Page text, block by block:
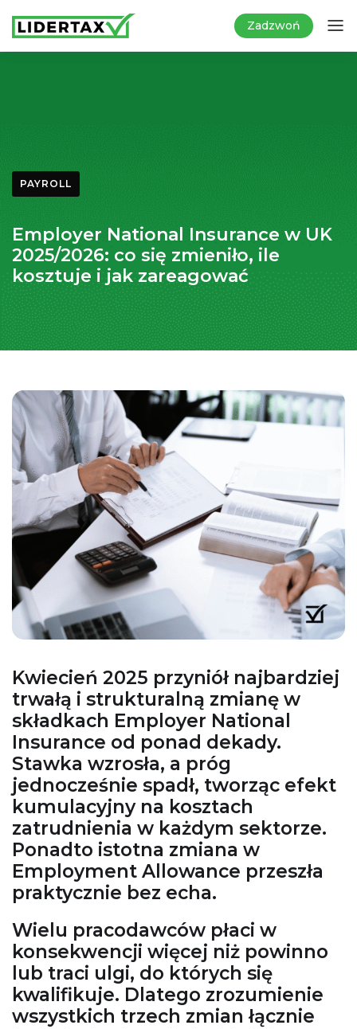
Zadzwoń
PAYROLL
Employer National Insurance w UK
2025/2026: co się zmieniło, ile
kosztuje i jak zareagować
Kwiecień 2025 przyniół najbardziej
trwałą i strukturalną zmianę w
składkach Employer National
Insurance od ponad dekady.
Stawka wzrosła, a próg
jednocześnie spadł, tworząc efekt
kumulacyjny na kosztach
zatrudnienia w każdym sektorze.
Ponadto istotna zmiana w
Employment Allowance przeszła
praktycznie bez echa.
Wielu pracodawców płaci w
konsekwencji więcej niż powinno
lub traci ulgi, do których się
kwalifikuje. Dlatego zrozumienie
wszystkich trzech zmian łącznie